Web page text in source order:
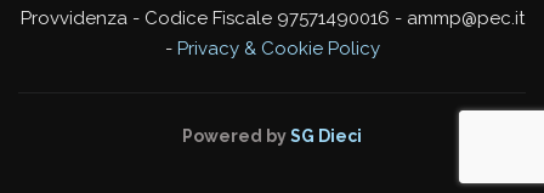
Provvidenza - Codice Fiscale 97571490016 - ammp@pec.it
- Privacy & Cookie Policy
Powered bySG Dieci